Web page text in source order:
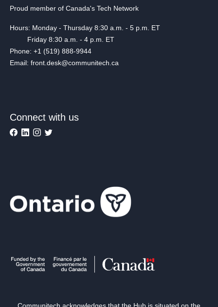
Proud member of Canada's Tech Network
Hours: Monday - Thursday 8:30 a.m. - 5 p.m. ET
Friday 8:30 a.m. - 4 p.m. ET
Phone: +1 (519) 888-9944
Email: front.desk@communitech.ca
Connect with us